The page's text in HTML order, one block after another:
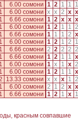
1 6.00 сомони 1 2 1 1
1
1 6.00 сомони x x 2 x x
1 6.66 сомони 1 2 x x x
1 6.00 сомони 1 2 1 1 2
1 6.66 сомони 1 1 1 2 x
1 6.00 сомони 1 2 1 2
1
1 6.66 сомони 2 2 2 2 2
1 6.66 сомони 1 2 1 1 x
1 6.00 сомони 1 x 1 x 2
1 6.00 сомони 1 2 1 1 x
13.33 сомони x x x 1 2
1 6.00 сомони 2 1 2 x x
1 6.66 сомони 1 2 1 x
1
красным совпавшие